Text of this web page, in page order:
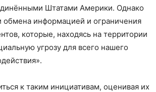
Штатами Америки. Однако
обмена информацией и ограничения
которые, находясь на территории
угрозу для всего нашего
к таким инициативам, оценивая их